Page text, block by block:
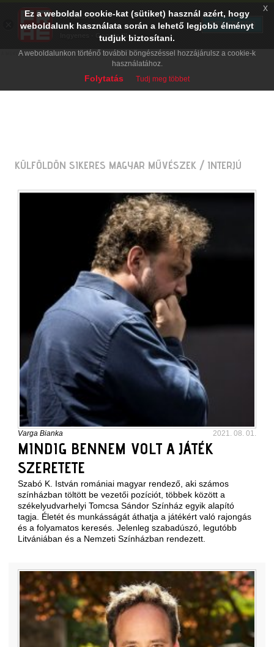
KÜLFÖLDÖN SIKERES MAGYAR MŰVÉSZEK / INTERJÚ
Varga Bianka 2021. 08. 01.
MINDIG BENNEM VOLT A JÁTÉK
SZERETETE
Szabó K. István romániai magyar rendező, aki számos
színházban töltött be vezetői pozíciót, többek között a
székelyudvarhelyi Tomcsa Sándor Színház egyik alapító
tagja. Életét és munkásságát áthatja a játékért való rajongás
és a folyamatos keresés. Jelenleg szabadúszó, legutóbb
Litvániában és a Nemzeti Színházban rendezett.
Ez a weboldal cookie-kat (sütiket) használ azért, hogy
weboldalunk használata során a lehető legjobb élményt
tudjuk biztosítani.
A weboldalunkon történő további böngészéssel hozzájárulsz a cookie-k
használatához.
Folytatás Tudj meg többet
x
PRAE.HU
Digital Evolution
Ingyenes - Google Play
TELEPÍTÉS